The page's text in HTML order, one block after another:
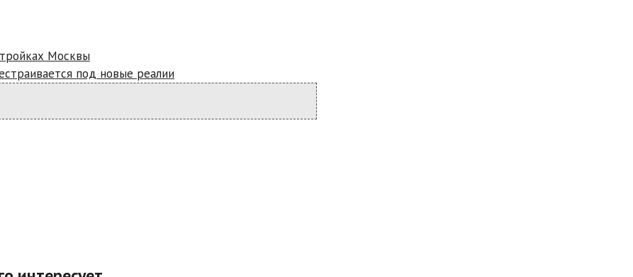
Москвы
под новые реалии